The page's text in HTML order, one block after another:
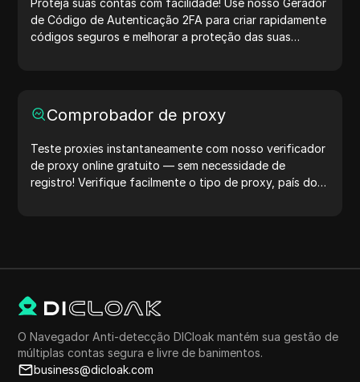
Proteja suas contas com facilidade! Use nosso Gerador
de Código de Autenticação 2FA para criar rapidamente
códigos seguros e melhorar a proteção das suas
Comprobador de proxy
Teste proxies instantaneamente com nosso verificador
de proxy online gratuito — sem necessidade de
registro! Verifique facilmente o tipo de proxy, país do
O Navegador Anti-detecção DICloak mantém sua gestão de
múltiplas contas segura e livre de banimentos.
business@dicloak.com